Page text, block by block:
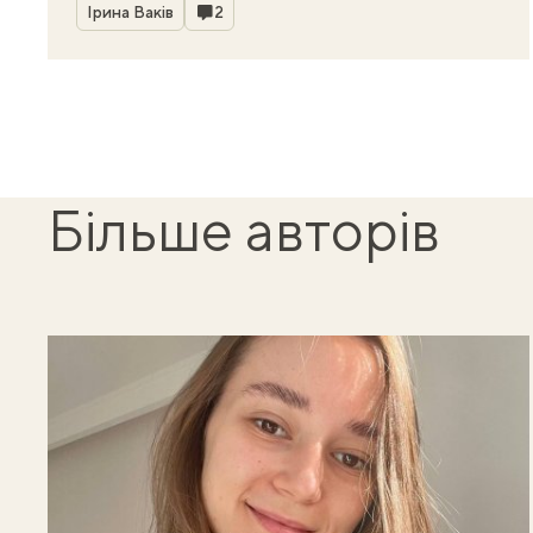
Ірина Ваків Коментарі
2
Більше авторів